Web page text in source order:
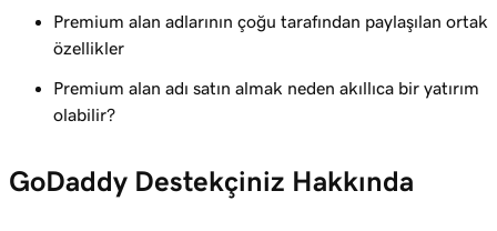
Ders 9 (/25)
Premium alan adı nedir?
Ders 10 (/25)
Ders 11 (/25)
Premium alan adlarının çoğu tarafından paylaşılan ortak
özellikler
Premium alan adı satın almak neden akıllıca bir yatırım
olabilir?
GoDaddy Destekçiniz Hakkında